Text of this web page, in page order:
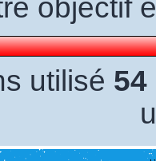
objectif
utilisé 54